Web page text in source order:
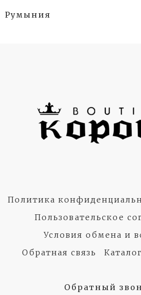
Румыния
Политика
Пользовательское
Условия обмена и
Обратная связь
Каталог
Обратный